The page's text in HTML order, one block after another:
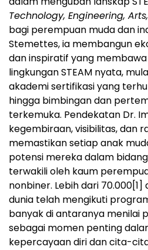
Technology, Engineering,
bagi perempuan muda dan
Stemettes, ia membangun
dan inspiratif yang
lingkungan STEAM nyata,
akademi sertifikasi yang
hingga bimbingan dan
terkemuka. Pendekatan Dr.
kegembiraan, visibilitas, dan
memastikan setiap anak
potensi mereka dalam
terwakili oleh kaum
nonbiner. Lebih dari 70.000[1]
dunia telah mengikuti
banyak di antaranya menilai
sebagai momen penting
kepercayaan diri dan cita-